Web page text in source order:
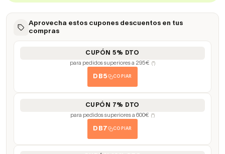
Aprovecha estos cupones descuentos en tus
compras
CUPÓN 5% DTO
para pedidos superiores a 295€ (*)
DB5 COPIAR
CUPÓN 7% DTO
para pedidos superiores a 600€ (*)
DB7 COPIAR